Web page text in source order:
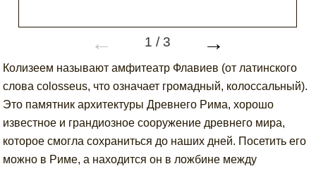
← 1 /3 →
Колизеем называют амфитеатр Флавиев (от латинского
слова colosseus, что означает громадный, колоссальный).
Это памятник архитектуры Древнего Рима, хорошо
известное и грандиозное сооружение древнего мира,
которое смогла сохраниться до наших дней. Посетить его
можно в Риме, а находится он в ложбине между